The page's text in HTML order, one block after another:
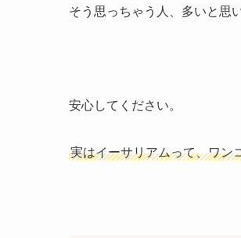
そう思っちゃう人、多いと思
安心してください。
実はイーサリアムって、ワン